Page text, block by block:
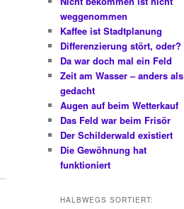
weggenommen
Kaffee ist Stadtplanung
Differenzierung stört, oder?
Da war doch mal ein Feld
Zeit am Wasser – anders als
gedacht
Augen auf beim Wetterkauf
Das Feld war beim Frisör
Der Schilderwald existiert
Die Gewöhnung hat
funktioniert
HALBWEGS SORTIERT: